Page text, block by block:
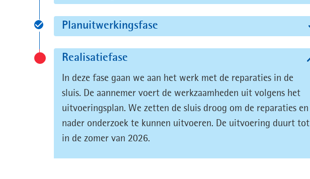
Afgelopen
Planuitwerkingsfase
Afgelopen
Realisatiefase
Status:
Huidig
In deze fase gaan we aan het werk met de reparaties in de
sluis. De aannemer voert de werkzaamheden uit volgens het
uitvoeringsplan. We zetten de sluis droog om de reparaties en
nader onderzoek te kunnen uitvoeren. De uitvoering duurt tot
in de zomer van 2026.